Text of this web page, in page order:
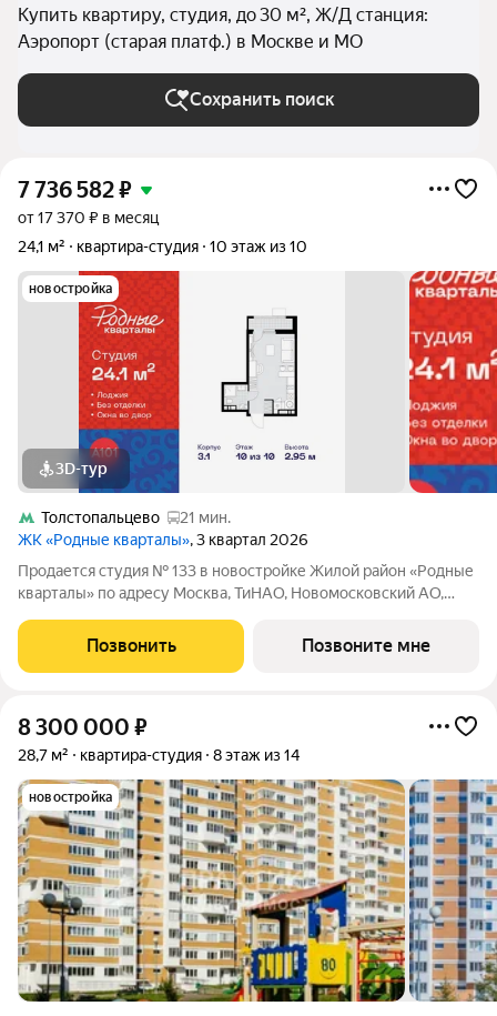
Купить квартиру, студия, до 30 м², Ж/Д станция:
Аэропорт (старая платф.) в Москве и МО
Сохранить поиск
7 736 582₽
от 17 370 ₽ в месяц
24,1 м²
квартира-студия 10 этаж из 10
новостройка
3D-тур
Толстопальцево
21 мин.
ЖК «Родные кварталы», 3 квартал 2026
Продается студия № 133 в новостройке Жилой район «Родные
кварталы» по адресу Москва, ТиНАО, Новомосковский АО,
район Внуково, Новомосковский административный округ,
Москва. Общая площадь квартиры
Позвонить Позвоните мне
8 300 000 ₽
28,7 м² квартира-студия 8 этаж из 14
новостройка